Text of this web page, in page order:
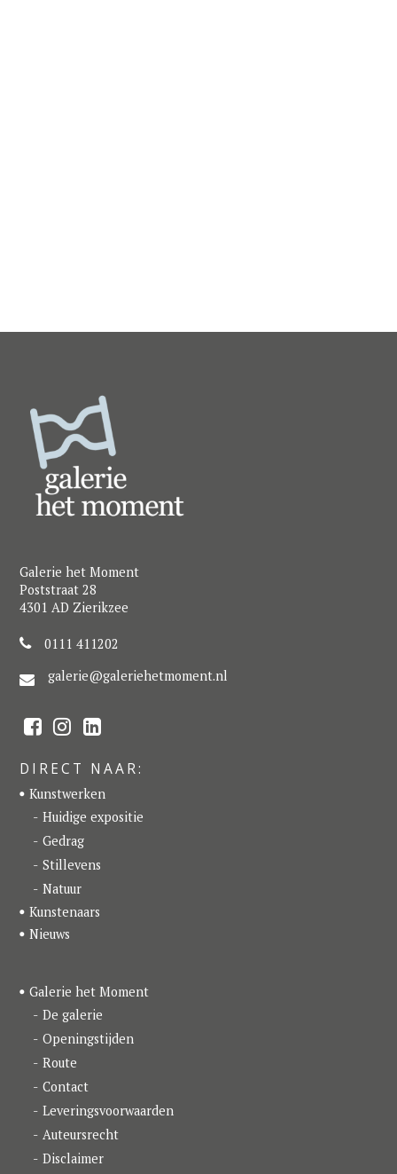
Galerie het Moment
Poststraat 28
4301 AD Zierikzee
0111 411202
galerie@galeriehetmoment.nl
F
a
e
b
o
o
k
t
a
g
r
a
m
L
i
k
e
d
I
n
DIRECT NAAR:
Kunstwerken
Huidige expositie
Gedrag
Stillevens
Natuur
Kunstenaars
Nieuws
Galerie het Moment
De galerie
Openingstijden
Route
Contact
Leveringsvoorwaarden
Auteursrecht
Disclaimer